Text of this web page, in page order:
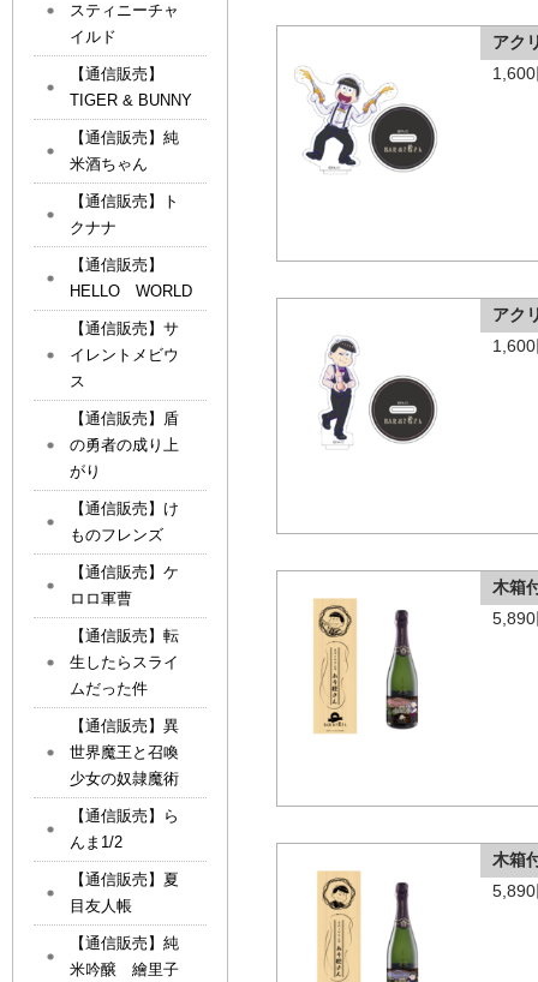
アク
アク
木箱
木箱
スティニーチャ
イルド
【通信販売】
TIGER & BUNNY
【通信販売】純
米酒ちゃん
【通信販売】ト
クナナ
【通信販売】
HELLO WORLD
【通信販売】サ
イレントメビウ
ス
【通信販売】盾
の勇者の成り上
がり
【通信販売】け
ものフレンズ
【通信販売】ケ
ロロ軍曹
【通信販売】転
生したらスライ
ムだった件
【通信販売】異
世界魔王と召喚
少女の奴隷魔術
【通信販売】ら
んま1/2
【通信販売】夏
目友人帳
【通信販売】純
米吟醸 繪里子